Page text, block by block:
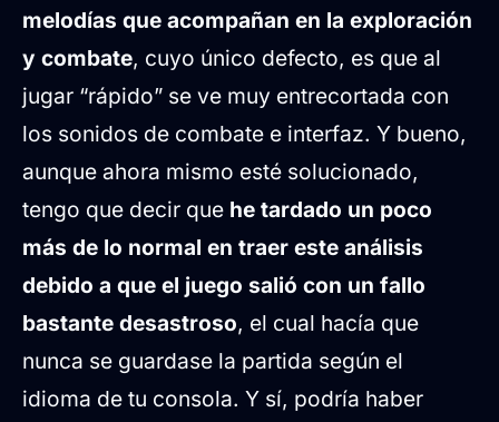
melodías que acompañan en la exploración
y combate, cuyo único defecto, es que al
jugar “rápido” se ve muy entrecortada con
los sonidos de combate e interfaz. Y bueno,
aunque ahora mismo esté solucionado,
tengo que decir que he tardado un poco
más de lo normal en traer este análisis
debido a que el juego salió con un fallo
bastante desastroso, el cual hacía que
nunca se guardase la partida según el
idioma de tu consola. Y sí, podría haber